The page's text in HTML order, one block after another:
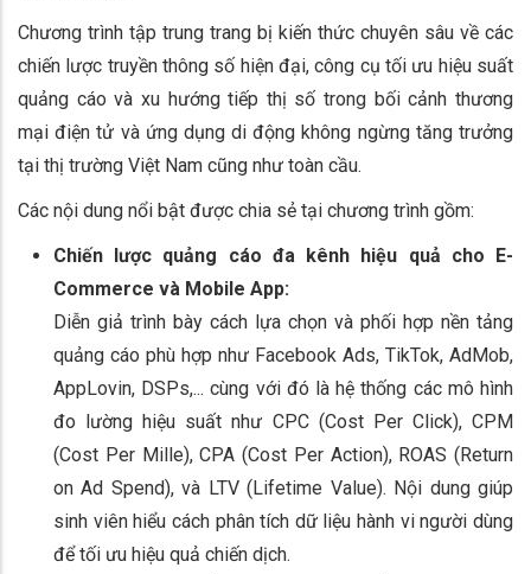
Chương trình tập trung trang bị kiến thức chuyên sâu về các
chiến lược truyền thông số hiện đại, công cụ tối ưu hiệu suất
quảng cáo và xu hướng tiếp thị số trong bối cảnh thương
mại điện tử và ứng dụng di động không ngừng tăng trưởng
tại thị trường Việt Nam cũng như toàn cầu.
Các nội dung nổi bật được chia sẻ tại chương trình gồm:
Chiến lược quảng cáo đa kênh hiệu quả cho E-
Commerce và Mobile App:
Diễn giả trình bày cách lựa chọn và phối hợp nền tảng
quảng cáo phù hợp như Facebook Ads, TikTok, AdMob,
AppLovin, DSPs,... cùng với đó là hệ thống các mô hình
đo lường hiệu suất như CPC (Cost Per Click), CPM
(Cost Per Mille), CPA (Cost Per Action), ROAS (Return
on Ad Spend), và LTV (Lifetime Value). Nội dung giúp
sinh viên hiểu cách phân tích dữ liệu hành vi người dùng
để tối ưu hiệu quả chiến dịch.